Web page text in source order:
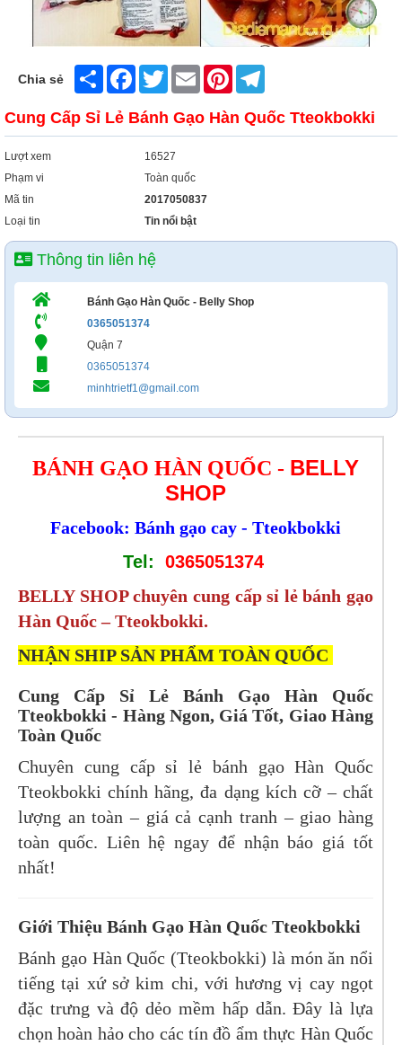
Xây Dựng
Chia sẻ Share FacebookTwitter Email Pinterest
Cung Cấp Sỉ Lẻ Bánh Gạo Hàn Quốc Tteokbokki
Lượt xem
16527
Phạm vi
Toàn quốc
Mã tin
2017050837
Loại tin
Tin nổi bật
Thông tin liên hệ
Bánh Gạo Hàn Quốc - Belly Shop
0365051374
Quận 7
0365051374
minhtrietf1@gmail.com
BÁNH GẠO HÀN QUỐC - BELLY
SHOP
Facebook: Bánh gạo cay - Tteokbokki
Tel: 0365051374
BELLY SHOP chuyên cung cấp sỉ lẻ bánh gạo
Hàn Quốc – Tteokbokki.
NHẬN SHIP SẢN PHẨM TOÀN QUỐC
Cung Cấp Sỉ Lẻ Bánh Gạo Hàn Quốc
Tteokbokki - Hàng Ngon, Giá Tốt, Giao Hàng
Toàn Quốc
Chuyên cung cấp sỉ lẻ bánh gạo Hàn Quốc
Tteokbokki chính hãng, đa dạng kích cỡ – chất
lượng an toàn – giá cả cạnh tranh – giao hàng
toàn quốc. Liên hệ ngay để nhận báo giá tốt
nhất!
Giới Thiệu Bánh Gạo Hàn Quốc Tteokbokki
Bánh gạo Hàn Quốc (Tteokbokki) là món ăn nổi
tiếng tại xứ sở kim chi, với hương vị cay ngọt
đặc trưng và độ dẻo mềm hấp dẫn. Đây là lựa
chọn hoàn hảo cho các tín đồ ẩm thực Hàn Quốc